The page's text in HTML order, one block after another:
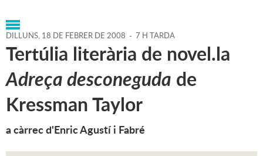
DILLUNS, 18 DE FEBRER DE 2008 - 7 H TARDA
Tertúlia literària de novel.la
Adreça desconeguda de
Kressman Taylor
a càrrec d'Enric Agustí i Fabré